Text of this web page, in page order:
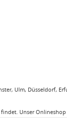
Ulm, Düsseldorf,
Unser